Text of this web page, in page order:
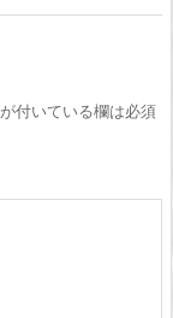
が付いている欄は必須